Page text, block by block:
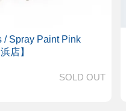
/ Spray Paint Pink
店】
SOLD OUT